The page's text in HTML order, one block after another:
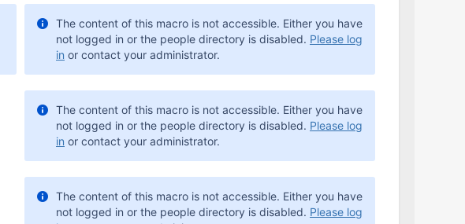
The content of this macro is not accessible. Either you have
not logged in or the people directory is disabled. Please log
in or contact your administrator.
The content of this macro is not accessible. Either you have
not logged in or the people directory is disabled. Please log
in or contact your administrator.
The content of this macro is not accessible. Either you have
not logged in or the people directory is disabled. Please log